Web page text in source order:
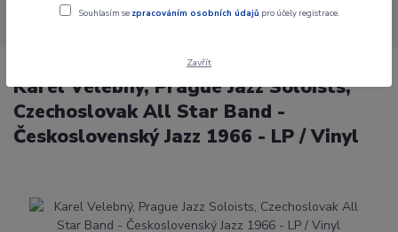
Alba Gramodesky
Karel Velebný, Prague Jazz Soloists,
Karel Velebný, Prague Jazz Soloists,
Czechoslovak All Star Band -
Československý Jazz 1966 - LP / Vinyl
Souhlasím se zpracováním osobních údajů pro účely registrace.
Zavřít